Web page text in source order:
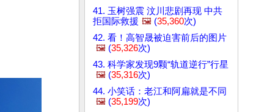
41. 玉树强震 汶川悲剧再现 中共
拒国际救援 🖼️ (35,360次)
42. 看！高智晟被迫害前后的图片
🖼️ (35,326次)
43. 科学家发现9颗“轨道逆行”行星
🖼️ (35,316次)
44. 小笑话：老江和阿扁就是不同
🖼️ (35,199次)